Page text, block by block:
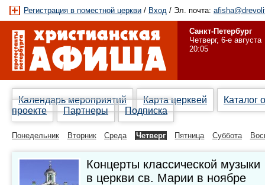
Регистрация в поместной церкви / Вход / Эл. почта:
Санкт-Петербург
Четверг, 6-е августа
20:05
Календарь мероприятий Карта церквей
Каталог
проекте
Партнеры Подписка
Понедельник Вторник Среда Четверг Пятница Суббота
Концерты классической музыки
в церкви св. Марии в ноябре